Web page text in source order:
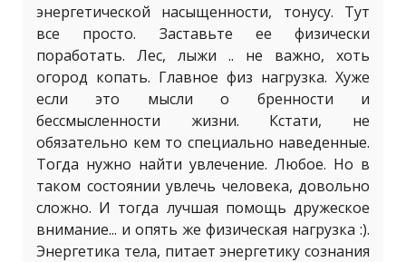
энергетической насыщенности, тонусу. Тут
все просто. Заставьте ее физически
поработать. Лес, лыжи .. не важно, хоть
огород копать. Главное физ нагрузка. Хуже
если это мысли о бренности и
бессмысленности жизни. Кстати, не
обязательно кем то специально наведенные.
Тогда нужно найти увлечение. Любое. Но в
таком состоянии увлечь человека, довольно
сложно. И тогда лучшая помощь дружеское
внимание... и опять же физическая нагрузка :).
Энергетика тела, питает энергетику сознания